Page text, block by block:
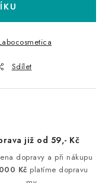
Sdílet
již od 59,- Kč
dopravy a při nákupu
Kč platíme dopravu